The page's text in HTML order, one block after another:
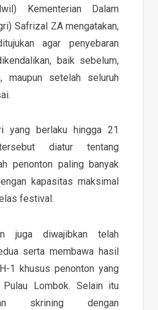
Kementerian Dalam
Safrizal ZA mengatakan,
agar penyebaran
baik sebelum,
maupun setelah seluruh
yang berlaku hingga 21
diatur tentang
penonton paling banyak
kapasitas maksimal
festival.
juga diwajibkan telah
serta membawa hasil
1 khusus penonton yang
Lombok. Selain itu
skrining dengan